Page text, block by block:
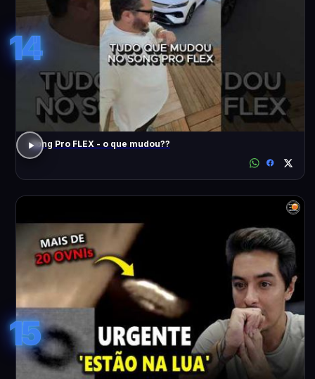
14
Song Pro FLEX - o que mudou??
15